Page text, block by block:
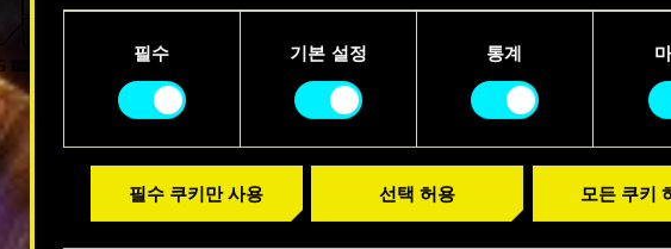
쿠키 사용에 관한 세부 사항이나 관련 설정은 아래의 "Settings" 메뉴에
수 있습니다.
필수 기본 설정 통계
필수 쿠키만 사용 선택 허용 모든 쿠키
트레일러 보기